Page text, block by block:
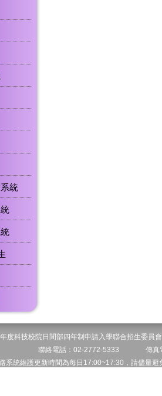
統
度科技校院日間部四年制申請入學聯合招生委
聯絡電話：02-2772-5333 傳
系統維護更新時間為每日17:00~17:30，請儘量